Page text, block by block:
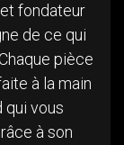
fondateur
de ce qui
pièce
à la main
qui vous
à son